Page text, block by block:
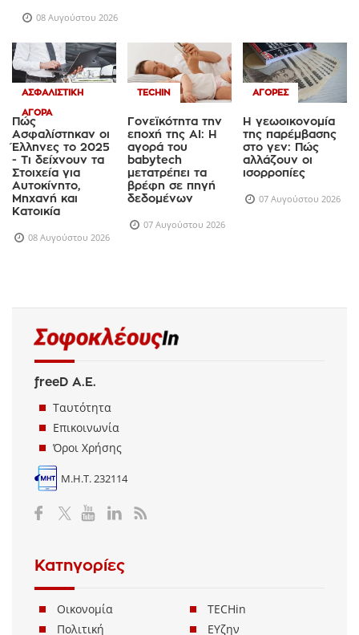
08 Αυγούστου 2026
ΑΣΦΑΛΙΣΤΙΚΉ
ΑΓΟΡΆ
Πώς
Ασφαλίστηκαν οι
Έλληνες το 2025
- Τι δείχνουν τα
Στοιχεία για
Αυτοκίνητο,
Μηχανή και
Κατοικία
08 Αυγούστου 2026
TECHIN
Γονεϊκότητα την
εποχή της AI: Η
αγορά του
babytech
μετατρέπει τα
βρέφη σε πηγή
δεδομένων
07 Αυγούστου 2026
ΑΓΟΡΈΣ
Η γεωοικονομία
της παρέμβασης
στο γεν: Πώς
αλλάζουν οι
ισορροπίες
07 Αυγούστου 2026
freeD Α.Ε.
Ταυτότητα
Επικοινωνία
Όροι Χρήσης
Μ.Η.Τ. 232114
Κατηγορίες
Οικονομία
Πολιτική
TECHin
ΕΥζην